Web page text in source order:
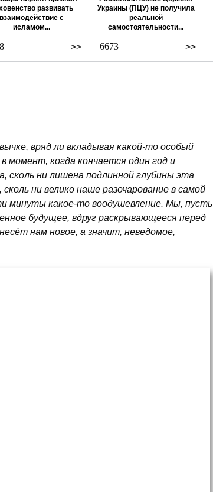
развивать
взаимодействие с
исламом...
>>
Украины (ПЦУ) не получила
реальной
самостоятельности...
>>
6673
вряд ли вкладывая какой-то особый
момент, когда кончается один год и
сколь ни лишена подлинной глубины эта
ни велико наше разочарование в самой
минуты какое-то воодушевление. Мы, пусть
будущее, вдруг раскрывающееся перед
нам новое, а значит, неведомое,